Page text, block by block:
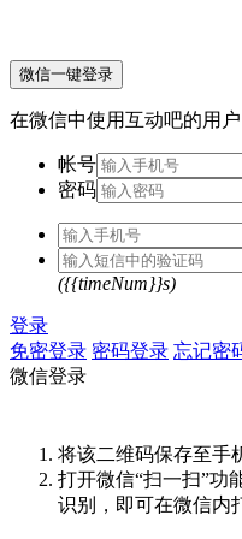
微信一键登录
在微信中使用互动吧的用
帐号
密码
({{timeNum}}s)
登录
免密登录 密码登录 忘记密
微信登录
将该二维码保存至手
打开微信“扫一扫”功
识别，即可在微信内